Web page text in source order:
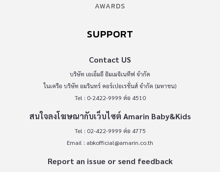
AWARDS
SUPPORT
Contact US
บริษัท เอเอ็มอี อิมเมจิเนทีฟ จำกัด
ในเครือ บริษัท อมรินทร์ คอร์เปอเรชั่นส์ จำกัด (มหาชน)
Tel : 0-2422-9999 ต่อ 4510
สนใจลงโฆษณากับเว็บไซต์ Amarin Baby&Kids
Tel : 02-422-9999 ต่อ 4775
Email : abkofficial@amarin.co.th
Report an issue or send feedback